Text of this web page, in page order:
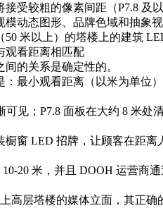
受较粗的像素间距（P7.8 及
模动态图形、品牌色域和抽象
50 米以上）的塔楼上的建筑
观看距离相匹配
的关系是确定性的。
：最小观看距离（以米为单位
可见；P7.8 面板在大约 8 米处
窗 LED 招牌，让顾客在距
20 米，并且 DOOH 运营商
高层塔楼的媒体立面，其正